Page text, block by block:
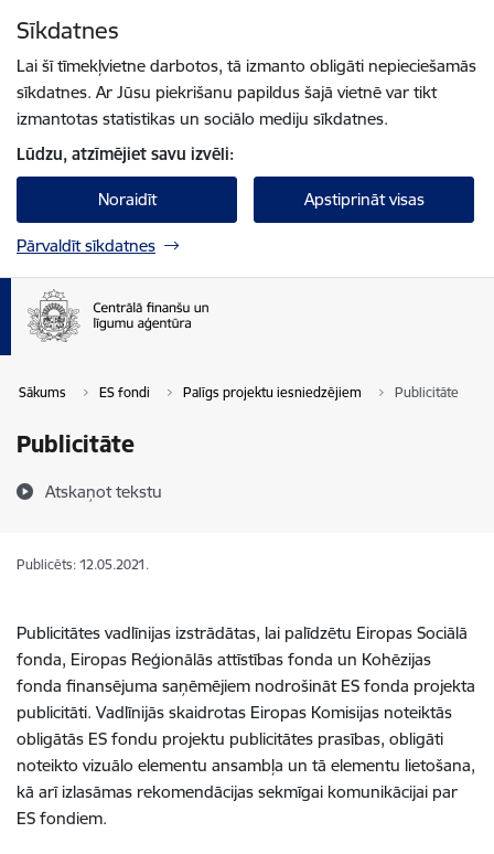
Sīkdatnes
Lai šī tīmekļvietne darbotos, tā izmanto obligāti nepieciešamās
sīkdatnes. Ar Jūsu piekrišanu papildus šajā vietnē var tikt
izmantotas statistikas un sociālo mediju sīkdatnes.
Lūdzu, atzīmējiet savu izvēli:
Noraidīt Apstiprināt visas
Pārvaldīt sīkdatnes
Sākums ES fondi Palīgs projektu iesniedzējiem Publicitāte
Publicitāte
Atskaņot tekstu
Publicēts: 12.05.2021.
Publicitātes vadlīnijas izstrādātas, lai palīdzētu Eiropas Sociālā
fonda, Eiropas Reģionālās attīstības fonda un Kohēzijas
fonda finansējuma saņēmējiem nodrošināt ES fonda projekta
publicitāti. Vadlīnijās skaidrotas Eiropas Komisijas noteiktās
obligātās ES fondu projektu publicitātes prasības, obligāti
noteikto vizuālo elementu ansambļa un tā elementu lietošana,
kā arī izlasāmas rekomendācijas sekmīgai komunikācijai par
ES fondiem.